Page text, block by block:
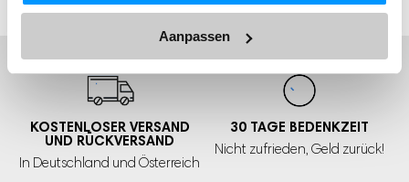
Aanpassen
KOSTENLOSER VERSAND
UND RÜCKVERSAND
In Deutschland und Österreich
30 TAGE BEDENKZEIT
Nicht zufrieden, Geld zurück!